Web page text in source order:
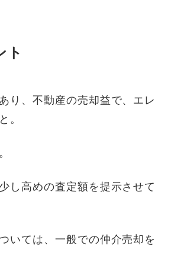
ト
り、不動産の売却益で、エレ
。
し高めの査定額を提示させて
いては、一般での仲介売却を